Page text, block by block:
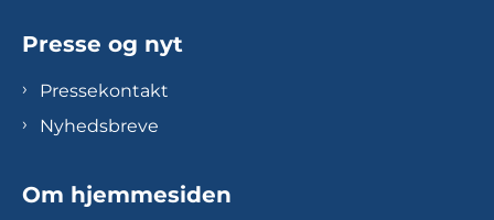
Presse og nyt
Pressekontakt
Nyhedsbreve
Om hjemmesiden